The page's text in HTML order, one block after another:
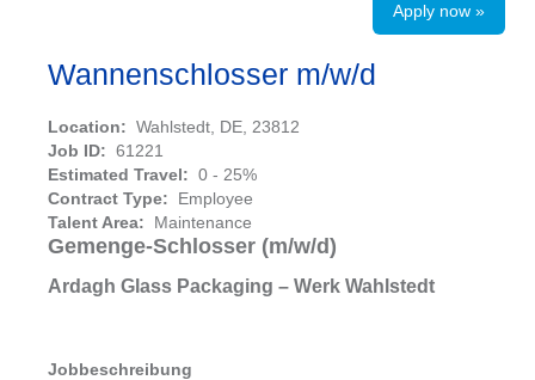
Apply now »
Wannenschlosser m/w/d
Location: Wahlstedt, DE, 23812
Job ID: 61221
Estimated Travel: 0 - 25%
Contract Type: Employee
Talent Area: Maintenance
Gemenge-Schlosser (m/w/d)
Ardagh Glass Packaging – Werk Wahlstedt
Jobbeschreibung